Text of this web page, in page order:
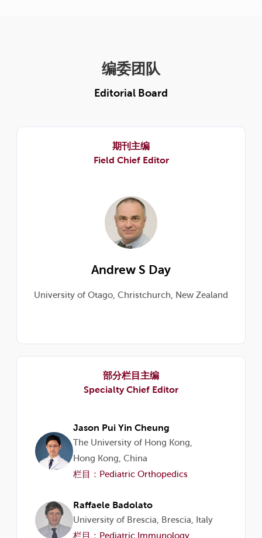
编委团队
Editorial Board
期刊主编
Field Chief Editor
Andrew S Day
University of Otago, Christchurch, New Zealand
部分栏目主编
Specialty Chief Editor
Jason Pui Yin Cheung
The University of Hong Kong,
Hong Kong, China
栏目：Pediatric Orthopedics
Raffaele Badolato
University of Brescia, Brescia, Italy
栏目：Pediatric Immunology